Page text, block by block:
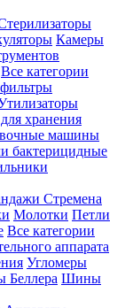
Камеры
Все категории
хранения
машины
бактерицидные
Стремена
Молотки Петли
Все категории
аппарата
Угломеры
Шины